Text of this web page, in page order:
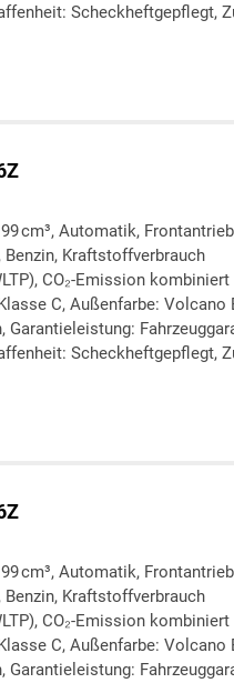
Scheckheftgepflegt,
drucken
oder vergleichen
cm³, Automatik,
Kraftstoffverbrauch
CO₂-Emission kombiniert
C, Außenfarbe: Volcano
Garantieleistung:
Scheckheftgepflegt,
drucken
oder vergleichen
cm³, Automatik,
Kraftstoffverbrauch
CO₂-Emission kombiniert
C, Außenfarbe: Volcano
Garantieleistung: